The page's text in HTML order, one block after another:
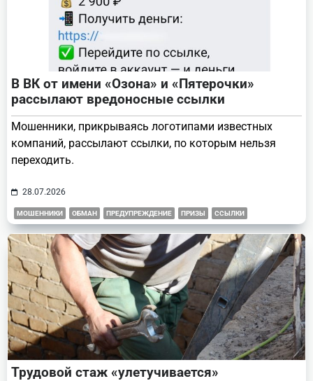
В ВК от имени «Озона» и «Пятерочки»
рассылают вредоносные ссылки
Мошенники, прикрываясь логотипами известных
компаний, рассылают ссылки, по которым нельзя
переходить.
28.07.2026
МОШЕННИКИ ОБМАН ПРЕДУПРЕЖДЕНИЕ ПРИЗЫ ССЫЛКИ
Трудовой стаж «улетучивается»